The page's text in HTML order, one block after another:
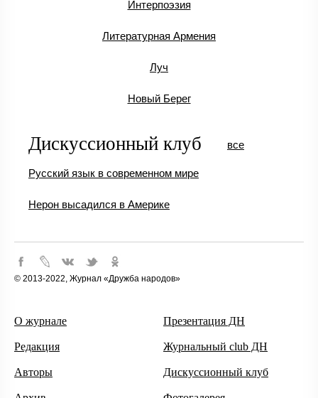
Интерпоэзия
Литературная Армения
Луч
Новый Берег
Дискуссионный клуб
Русский язык в современном мире
Нерон высадился в Америке
все
© 2013-2022, Журнал «Дружба народов»
О журнале
Редакция
Авторы
Презентация ДН
Журнальный club ДН
Дискуссионный клуб